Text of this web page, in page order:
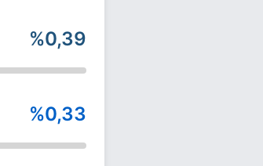
%0,39
%0,33